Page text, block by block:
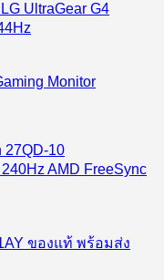
UltraGear G4
27QD-10
AMD FreeSync